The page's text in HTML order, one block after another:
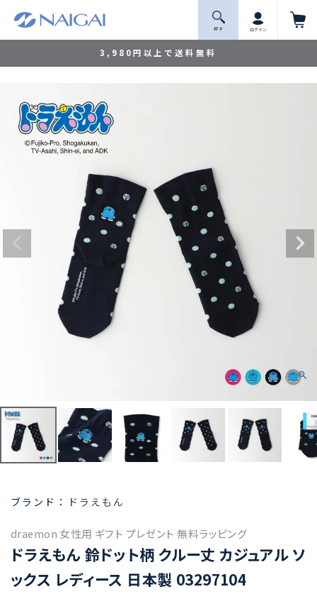
3,980円以上で送料無料
探 す ログイン
ドラえもん
draemon 女性用 ギフト プレゼント 無料ラッピング
ドラえもん 鈴ドット柄 クルー丈 カジュアル ソ
ックス レディース 日本製 03297104